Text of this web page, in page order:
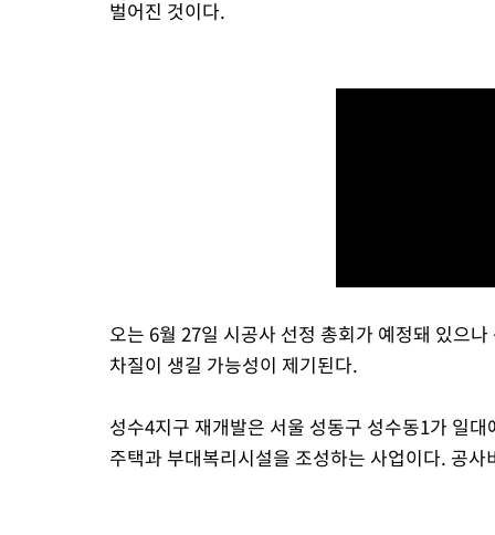
벌어진 것이다.
오는 6월 27일 시공사 선정 총회가 예정돼 있으
차질이 생길 가능성이 제기된다.
성수4지구 재개발은 서울 성동구 성수동1가 일
주택과 부대복리시설을 조성하는 사업이다. 공